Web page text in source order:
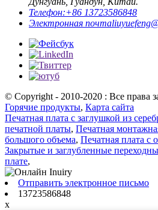
Телефон:+86 13723586848
Электронная почта
© Copyright - 2010-2020 : Все права
Горячие продукты, Карта сайта
Печатная плата с заглушкой из
печатной платы, Печатная
большого объема, Печатная плата с
Закрытые и заглубленные
плате,
Отправить электронное письмо
13723586848
x